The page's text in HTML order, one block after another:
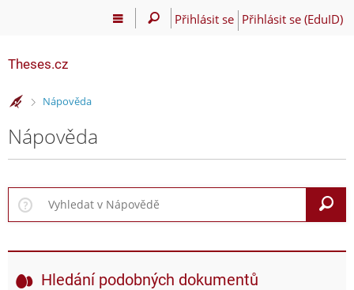
Přihlásit se Přihlásit se (EduID)
Theses.cz
>Nápověda
Nápověda
Hledání podobných dokumentů